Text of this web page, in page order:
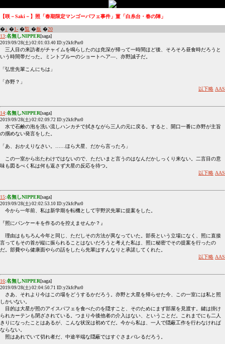
【咲－Saki－】照「春期限定マンゴーパフェ事件」菫「白糸台・春の陣」
�↓ �1- �覧 �板 �20
13:名無しNIPPER[saga]
2019/09/28(土) 02:01:03.40 ID:y2kfcPur0
三人目の来訪者がチャイムを鳴らしたのは尭深が帰って一時間ほど後、そろそろ昼食時だろうと
いう時間帯だった。ミントブルーのショートヘア―、亦野誠子だ。
「弘世先輩こんにちは」
「亦野？」
以下略 AAS
14:名無しNIPPER[saga]
2019/09/28(土) 02:02:09.72 ID:y2kfcPur0
水で石鹸の泡を洗い流しハンカチで拭きながら三人の元に戻る。すると、開口一番に亦野が主旨
の掴めない発言をした。
「あ、おかえりなさい。……ほら大星、だから言ったろ」
この一室から出たわけではないので、ただいまと言うのはなんだかしっくり来ない。二言目の意
味も図るべく私は何も返さず大星の反応を待つ。
以下略 AAS
15:名無しNIPPER[saga]
2019/09/28(土) 02:02:53.10 ID:y2kfcPur0
今から一年前、私は新学期を転機として宇野沢先輩に提案をした。
『照にパンケーキを作るのを控えませんか？』
理由はもちろん今年と同じ、ただしその方法が異なっていた。部長という立場になく、照に直接
言ってもその首が縦に振られることはないだろうと考えた私は、照に秘密でその提案を行ったの
だ。部費やら健康面やらの話をしたら先輩はすんなりと承諾してくれた。
以下略 AAS
16:名無しNIPPER[saga]
2019/09/28(土) 02:04:50.71 ID:y2kfcPur0
さあ、それより今はこの場をどうするかだろう。亦野と大星を帰らせた今、この一室には私と照
しかいない。
目的は大星が照のアイスパフェを食べたのを隠すこと、そのためにまず部屋を見渡す。鍵は掛け
られカーテンも閉ざされている。つまり今後他者の介入はない、ということだ。これまでにも二人
きりになったことはあるが、こんな状況は初めてだ。今から私は、一人で隠蔽工作を行わなければ
ならない。
照はあれでいて切れ者だ、中途半端な隠蔽ではすぐさまバレるだろう。